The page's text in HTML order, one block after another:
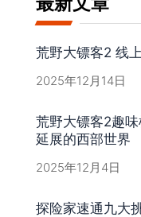
荒野大镖客2 线
2025年12月14日
荒野大镖客2趣
延展的西部世界
2025年12月4日
探险家速通九大